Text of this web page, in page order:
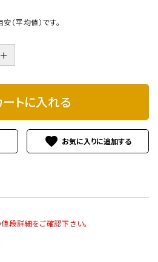
平均値）です。
＋
ートに入れる
favorite
段詳細をご確認下さい。